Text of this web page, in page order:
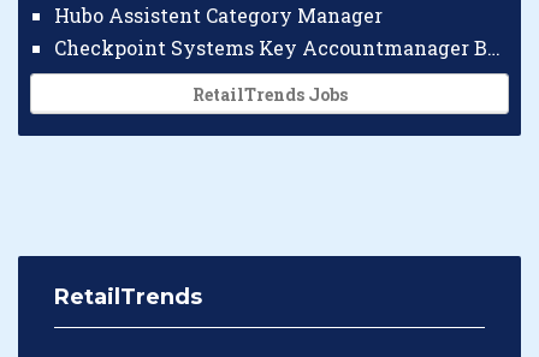
Hubo Assistent Category Manager
Checkpoint Systems Key Accountmanager Benelux
RetailTrends Jobs
RetailTrends